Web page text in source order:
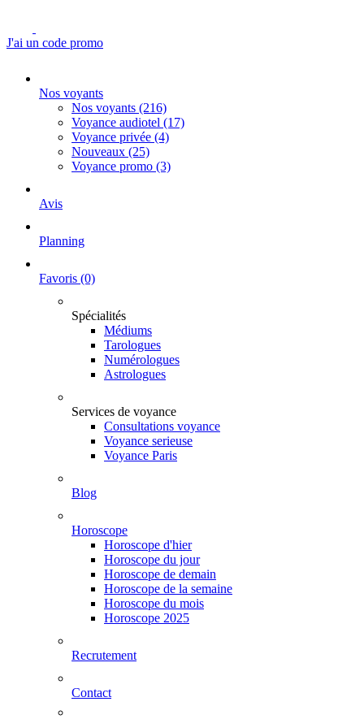
J'ai un code promo
Nos voyants
Nos voyants (216)
Voyance audiotel (17)
Voyance privée (4)
Nouveaux (25)
Voyance promo (3)
Avis
Planning
Favoris (0)
Spécialités
Médiums
Tarologues
Numérologues
Astrologues
Services de voyance
Consultations voyance
Voyance serieuse
Voyance Paris
Blog
Horoscope
Horoscope d'hier
Horoscope du jour
Horoscope de demain
Horoscope de la semaine
Horoscope du mois
Horoscope 2025
Recrutement
Contact